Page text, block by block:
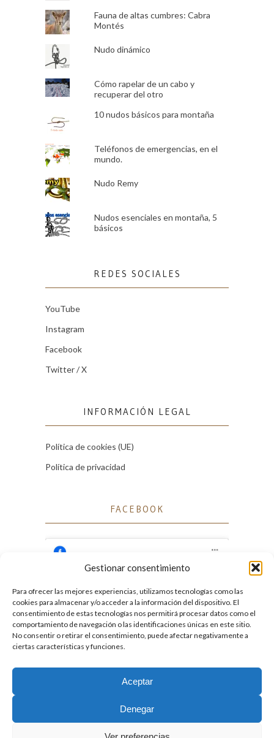
Gestionar consentimiento
Para ofrecer las mejores experiencias, utilizamos tecnologías como las
cookies para almacenar y/o acceder a la información del dispositivo. El
consentimiento de estas tecnologías nos permitirá procesar datos como el
comportamiento de navegación o las identificaciones únicas en este sitio.
No consentir o retirar el consentimiento, puede afectar negativamente a
ciertas características y funciones.
Aceptar
Denegar
Fauna de altas cumbres: Cabra
Montés
Nudo dinámico
Cómo rapelar de un cabo y
recuperar del otro
10 nudos básicos para montaña
Teléfonos de emergencias, en el
mundo.
Nudo Remy
Nudos esenciales en montaña, 5
básicos
REDES SOCIALES
YouTube
Instagram
Facebook
Twitter / X
INFORMACIÓN LEGAL
Política de cookies (UE)
Política de privacidad
FACEBOOK
Facebook
Haz clic para aceptar cookies de marketing
y permitir este contenido